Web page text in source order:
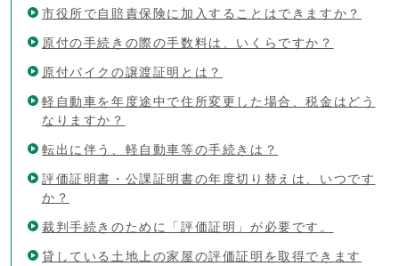
市役所で自賠責保険に加入することはできますか？
原付の手続きの際の手数料は、いくらですか？
原付バイクの譲渡証明とは？
軽自動車を年度途中で住所変更した場合、税金はどう
なりますか？
転出に伴う、軽自動車等の手続きは？
評価証明書・公課証明書の年度切り替えは、いつです
か？
裁判手続きのために「評価証明」が必要です。
貸している土地上の家屋の評価証明を取得できます